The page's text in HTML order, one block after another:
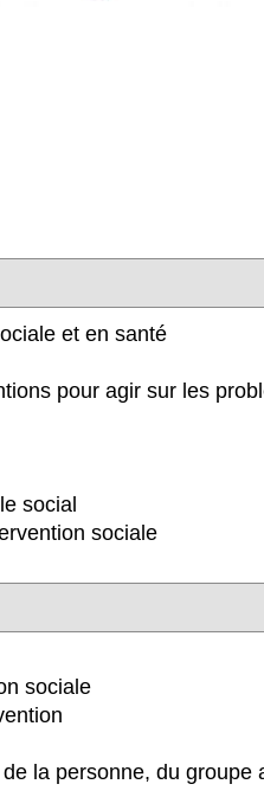
et en santé
pour agir sur les
social
sociale
sociale
la personne, du groupe